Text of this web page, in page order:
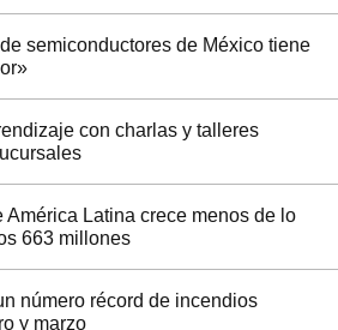
semiconductores de México tiene
con charlas y talleres
Latina crece menos de lo
663 millones
número récord de incendios
y marzo